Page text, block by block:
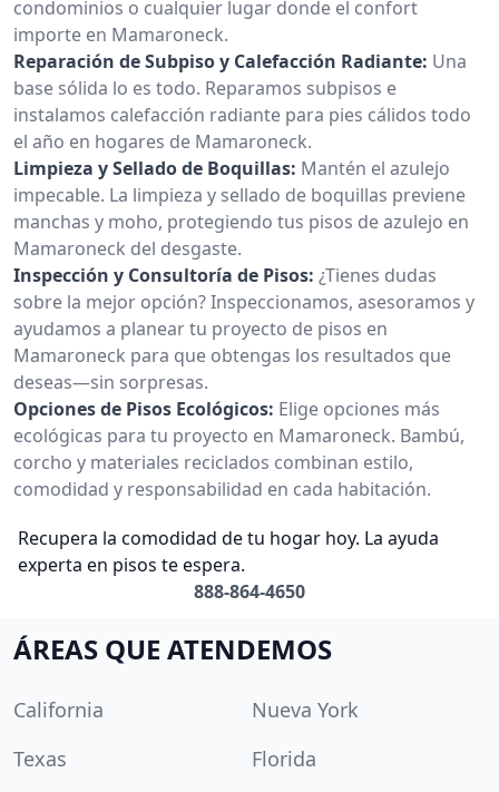
condominios o cualquier lugar donde el confort
importe en Mamaroneck.
Reparación de Subpiso y Calefacción Radiante: Una
base sólida lo es todo. Reparamos subpisos e
instalamos calefacción radiante para pies cálidos todo
el año en hogares de Mamaroneck.
Limpieza y Sellado de Boquillas: Mantén el azulejo
impecable. La limpieza y sellado de boquillas previene
manchas y moho, protegiendo tus pisos de azulejo en
Mamaroneck del desgaste.
Inspección y Consultoría de Pisos: ¿Tienes dudas
sobre la mejor opción? Inspeccionamos, asesoramos y
ayudamos a planear tu proyecto de pisos en
Mamaroneck para que obtengas los resultados que
deseas—sin sorpresas.
Opciones de Pisos Ecológicos: Elige opciones más
ecológicas para tu proyecto en Mamaroneck. Bambú,
corcho y materiales reciclados combinan estilo,
comodidad y responsabilidad en cada habitación.
Recupera la comodidad de tu hogar hoy. La ayuda
experta en pisos te espera.
888-864-4650
ÁREAS QUE ATENDEMOS
California
Nueva York
Texas
Florida